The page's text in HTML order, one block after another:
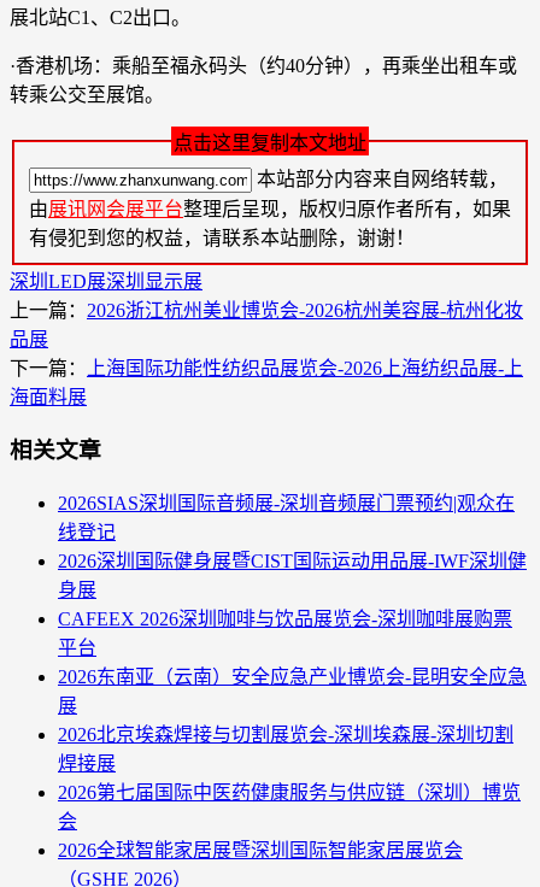
展北站C1、C2出口。
·香港机场：乘船至福永码头（约40分钟），再乘坐出租车或
转乘公交至展馆。
点击这里复制本文地址
本站部分内容来自网络转载，
由展讯网会展平台整理后呈现，版权归原作者所有，如果
有侵犯到您的权益，请联系本站删除，谢谢！
深圳LED展深圳显示展
上一篇： 2026浙江杭州美业博览会-2026杭州美容展-杭州化妆
品展
下一篇：
上海国际功能性纺织品展览会-2026上海纺织品展-上
海面料展
相关文章
2026SIAS深圳国际音频展-深圳音频展门票预约|观众在
线登记
2026深圳国际健身展暨CIST国际运动用品展-IWF深圳健
身展
CAFEEX 2026深圳咖啡与饮品展览会-深圳咖啡展购票
平台
2026东南亚（云南）安全应急产业博览会-昆明安全应急
展
2026北京埃森焊接与切割展览会-深圳埃森展-深圳切割
焊接展
2026第七届国际中医药健康服务与供应链（深圳）博览
会
2026全球智能家居展暨深圳国际智能家居展览会
（GSHE 2026）